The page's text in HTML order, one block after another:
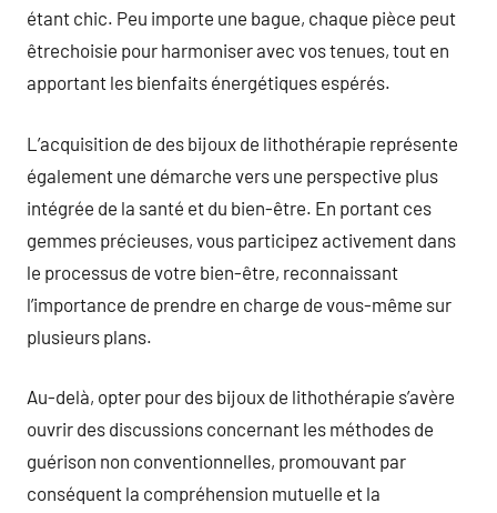
étant chic. Peu importe une bague, chaque pièce peut
êtrechoisie pour harmoniser avec vos tenues, tout en
apportant les bienfaits énergétiques espérés.
L’acquisition de des bijoux de lithothérapie représente
également une démarche vers une perspective plus
intégrée de la santé et du bien-être. En portant ces
gemmes précieuses, vous participez activement dans
le processus de votre bien-être, reconnaissant
l’importance de prendre en charge de vous-même sur
plusieurs plans.
Au-delà, opter pour des bijoux de lithothérapie s’avère
ouvrir des discussions concernant les méthodes de
guérison non conventionnelles, promouvant par
conséquent la compréhension mutuelle et la